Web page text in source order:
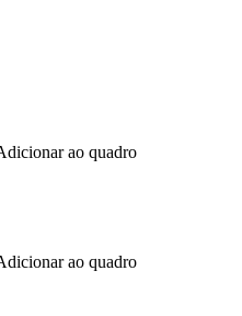
ao quadro
ao quadro